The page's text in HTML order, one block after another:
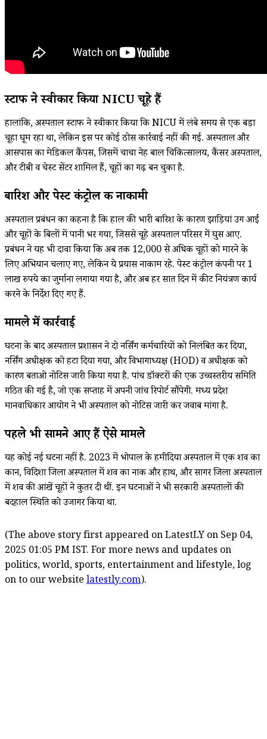
स्टाफ ने स्वीकार किया NICU चूहे हैं
हालांकि, अस्पताल स्टाफ ने स्वीकार किया कि NICU में लंबे समय से एक बड़ा
चूहा घूम रहा था, लेकिन इस पर कोई ठोस कार्रवाई नहीं की गई. अस्पताल और
आसपास का मेडिकल कैंपस, जिसमें चाचा नेहरू बाल चिकित्सालय, कैंसर अस्पताल,
और टीबी व चेस्ट सेंटर शामिल हैं, चूहों का गढ़ बन चुका है.
बारिश और पेस्ट कंट्रोल की नाकामी
अस्पताल प्रबंधन का कहना है कि हाल की भारी बारिश के कारण झाड़ियां उग आईं
और चूहों के बिलों में पानी भर गया, जिससे चूहे अस्पताल परिसर में घुस आए.
प्रबंधन ने यह भी दावा किया कि अब तक 12,000 से अधिक चूहों को मारने के
लिए अभियान चलाए गए, लेकिन ये प्रयास नाकाम रहे. पेस्ट कंट्रोल कंपनी पर 1
लाख रुपये का जुर्माना लगाया गया है, और अब हर सात दिन में कीट नियंत्रण कार्य
करने के निर्देश दिए गए हैं.
मामले में कार्रवाई
घटना के बाद अस्पताल प्रशासन ने दो नर्सिंग कर्मचारियों को निलंबित कर दिया,
नर्सिंग अधीक्षक को हटा दिया गया, और विभागाध्यक्ष (HOD) व अधीक्षक को
कारण बताओ नोटिस जारी किया गया है. पांच डॉक्टरों की एक उच्चस्तरीय समिति
गठित की गई है, जो एक सप्ताह में अपनी जांच रिपोर्ट सौंपेगी. मध्य प्रदेश
मानवाधिकार आयोग ने भी अस्पताल को नोटिस जारी कर जवाब मांगा है.
पहले भी सामने आए हैं ऐसे मामले
यह कोई नई घटना नहीं है. 2023 में भोपाल के हमीदिया अस्पताल में एक शव का
कान, विदिशा जिला अस्पताल में शव का नाक और हाथ, और सागर जिला अस्पताल
में शव की आंखें चूहों ने कुतर दी थीं. इन घटनाओं ने भी सरकारी अस्पतालों की
बदहाल स्थिति को उजागर किया था.
(The above story first appeared on LatestLY on Sep 04,
2025 01:05 PM IST. For more news and updates on
politics, world, sports, entertainment and lifestyle, log
on to our website latestly.com).